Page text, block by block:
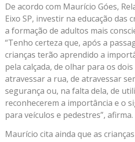
De acordo com Maurício Góes,
Eixo SP, investir na educação das
a formação de adultos mais
“Tenho certeza que, após a
crianças terão aprendido a
pela calçada, de olhar para os
atravessar a rua, de atravessar
segurança ou, na falta dela, de
reconhecerem a importância e o
para veículos e pedestres”, afirma.
Maurício cita ainda que as